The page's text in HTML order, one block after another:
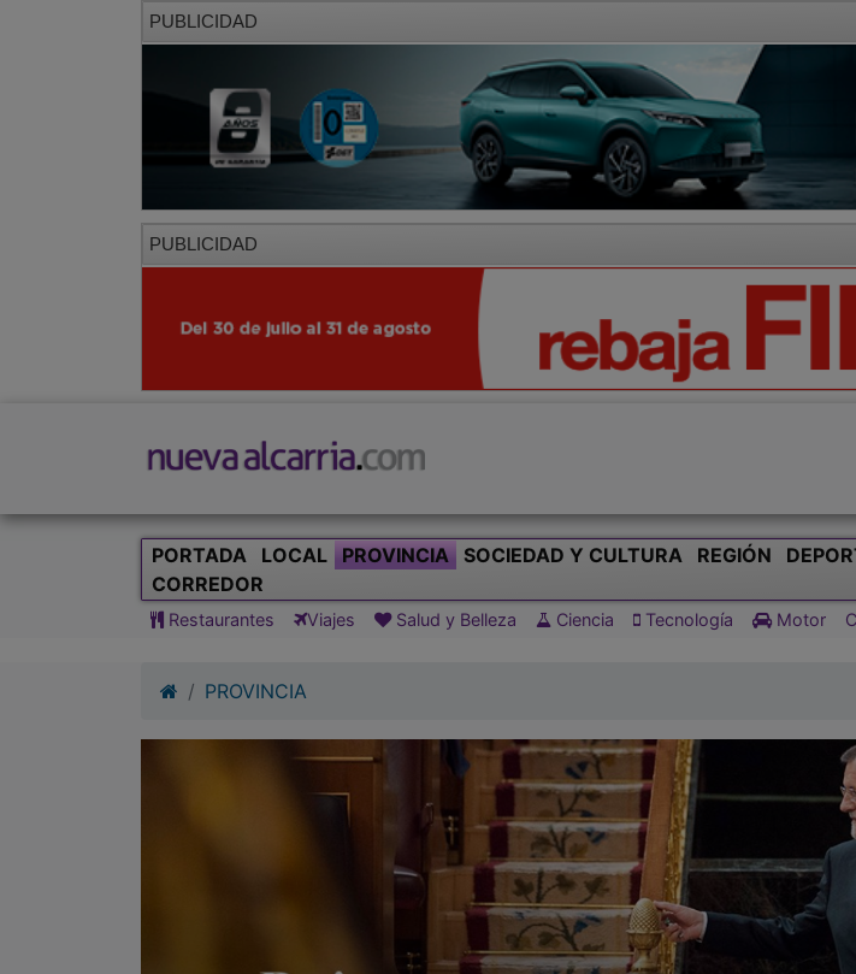
PUBLICIDAD
PUBLICIDAD
PORTADA LOCAL PROVINCIA SOCIEDAD Y CULTURA REGIÓN
CORREDOR
Restaurantes Viajes Salud y Belleza Ciencia Tecnología Motor
PROVINCIA